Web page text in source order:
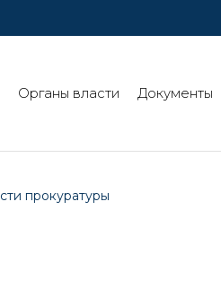
Органы власти Документы
прокуратуры